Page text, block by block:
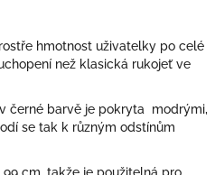
hmotnost uživatelky po celé
než klasická rukojeť ve
černé barvě je pokryta modrými,
se tak k různým odstínům